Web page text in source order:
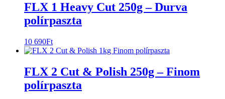
FLX 1 Heavy Cut 250g – Durva
polírpaszta
10 690Ft
FLX 2 Cut & Polish 250g – Finom
polírpaszta